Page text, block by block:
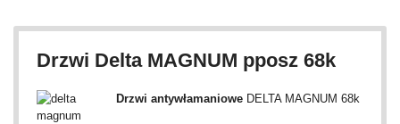
Drzwi Delta MAGNUM pposz 68k
Drzwi antywłamaniowe DELTA MAGNUM 68k